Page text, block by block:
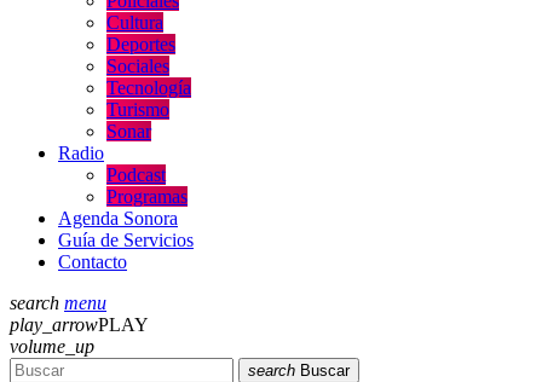
Cultura
Deportes
Sociales
Tecnología
Turismo
Sonar
Radio
Podcast
Programas
Agenda Sonora
Guía de Servicios
Contacto
search menu
play_arrowPLAY
volume_up
search Buscar